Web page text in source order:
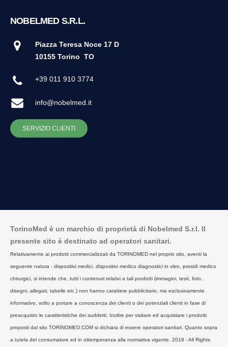
NOBELMED S.R.L.
Piazza Teresa Noce 17 D
10155 Torino TO
+39 011 910 3774
info@nobelmed.it
SERVIZIO CLIENTI
TorinoMed è un marchio di proprietà di Nobelmed S.r.l. Il
presente sito è destinato ad operatori sanitari.
Relativamente ai prodotti commercializzati da TORINOMED nel proprio sito, aventi la
seguente natura : dispositivi medici, dispositivi medico diagnostici in vitro, presidi medico
chirurgici, si intende che, tutti i contenuti relativi a tali prodotti (immagini, testi, foto,
disegni, allegati, tabelle etc.) non hanno carattere pubblicitario, ma esclusivamente
informativo, volto a portare a conoscenza dei clienti o dei potenziali clienti in fase di
preacquisto le caratteristiche dei suddetti. Inoltre per visitare ed acquistare i prodotti
proposti dal sito TORINOMED.COM si dichiara di essere operatori sanitari. Quanto sopra
a tutela del consumatore ed in ottemperanza alla normativa vigente. 2018 - All Rights